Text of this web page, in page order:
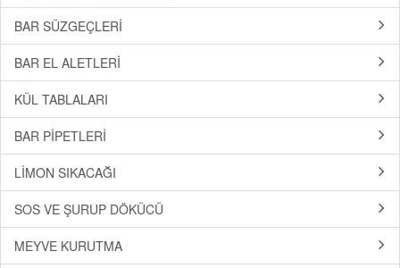
BAR SÜZGEÇLERİ
BAR EL ALETLERİ
KÜL TABLALARI
BAR PİPETLERİ
LİMON SIKACAĞI
SOS VE ŞURUP DÖKÜCÜ
MEYVE KURUTMA